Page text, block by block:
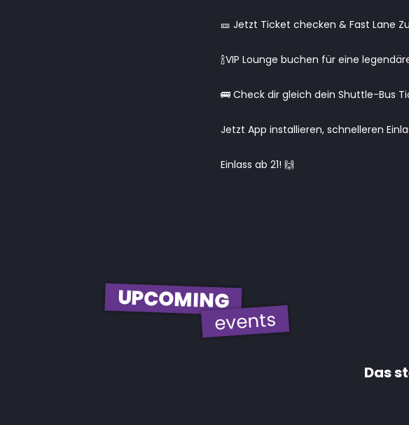
🎫 Jetzt Ticket checken & Fast Lane
🍾VIP Lounge buchen für eine
🚌 Check dir gleich dein Shuttle-Bus
Jetzt App installieren, schnelleren
Einlass ab 21! 🙌
UPCOMING
events
Das